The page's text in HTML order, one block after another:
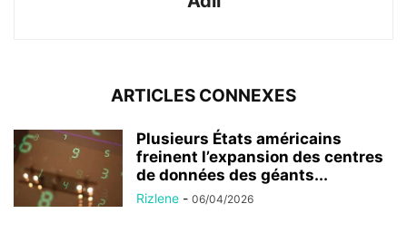
ARTICLES CONNEXES
Plusieurs États américains
freinent l’expansion des centres
de données des géants...
Rizlene - 06/04/2026